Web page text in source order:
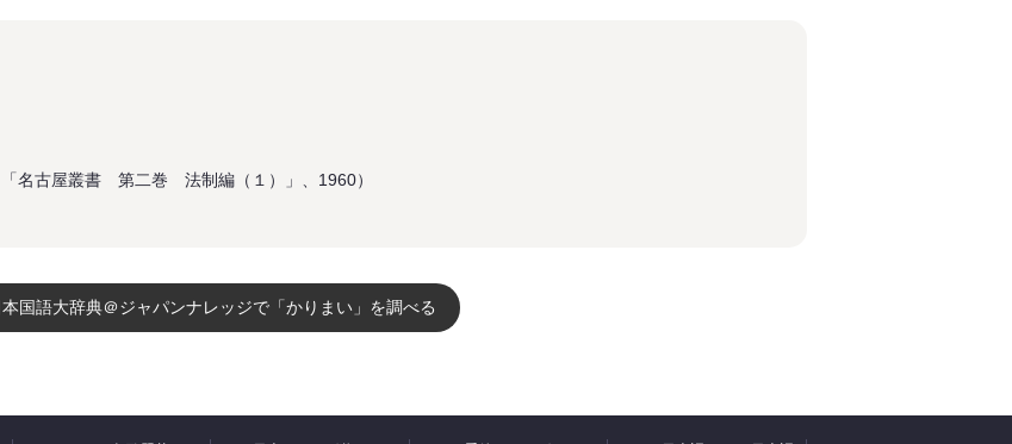
名古屋叢書 第二巻 法制編（１）」、1960）
本国語大辞典＠ジャパンナレッジで「かりまい」を調べる